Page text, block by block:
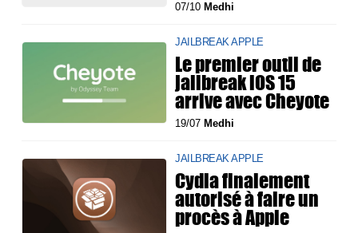
07/10 Medhi
JAILBREAK APPLE
Le premier outil de
jailbreak iOS 15
arrive avec Cheyote
19/07 Medhi
JAILBREAK APPLE
Cydia finalement
autorisé à faire un
procès à Apple